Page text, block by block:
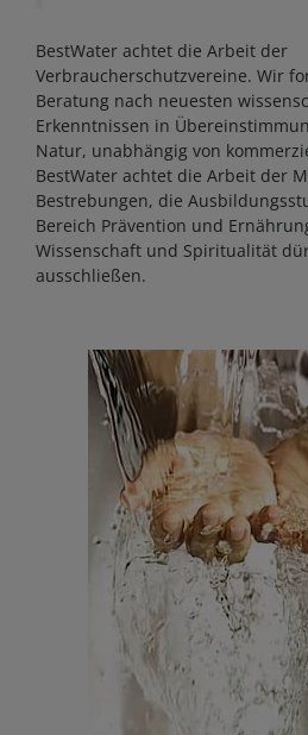
BestWater achtet die Arbeit der
Verbraucherschutzvereine. Wir
Beratung nach neuesten
Erkenntnissen in
Natur, unabhängig von
BestWater achtet die Arbeit der
Bestrebungen, die
Bereich Prävention und
Wissenschaft und Spiritualität
ausschließen.